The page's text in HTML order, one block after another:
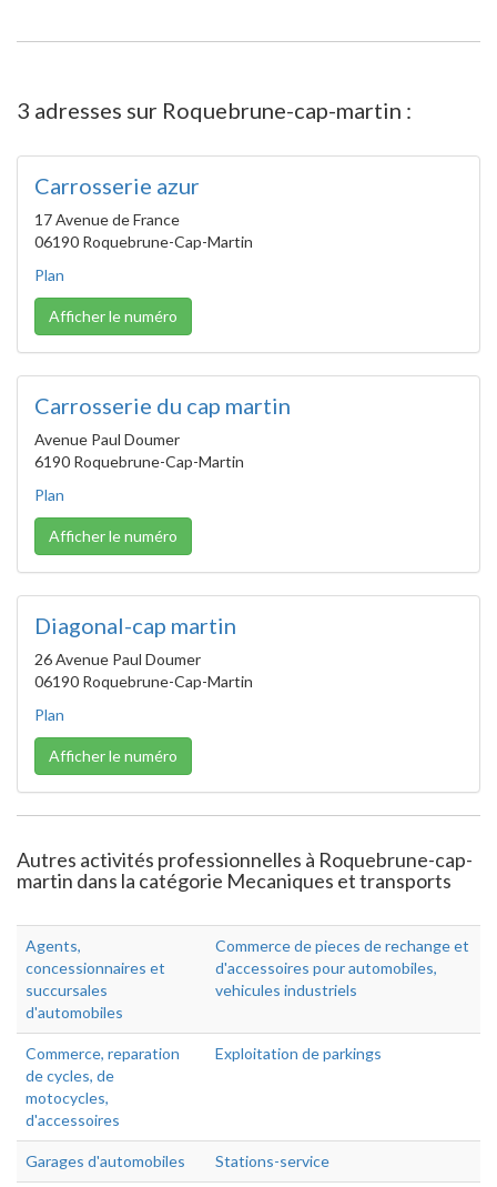
3 adresses sur Roquebrune-cap-martin :
Carrosserie azur
17 Avenue de France
06190 Roquebrune-Cap-Martin
Plan
Afficher le numéro
Carrosserie du cap martin
Avenue Paul Doumer
6190 Roquebrune-Cap-Martin
Plan
Afficher le numéro
Diagonal-cap martin
26 Avenue Paul Doumer
06190 Roquebrune-Cap-Martin
Plan
Afficher le numéro
Autres activités professionnelles à Roquebrune-cap-
martin dans la catégorie Mecaniques et transports
Agents,
concessionnaires et
succursales
d'automobiles
Commerce de pieces de rechange et
d'accessoires pour automobiles,
vehicules industriels
Commerce, reparation
de cycles, de
motocycles,
d'accessoires
Exploitation de parkings
Garages d'automobiles Stations-service